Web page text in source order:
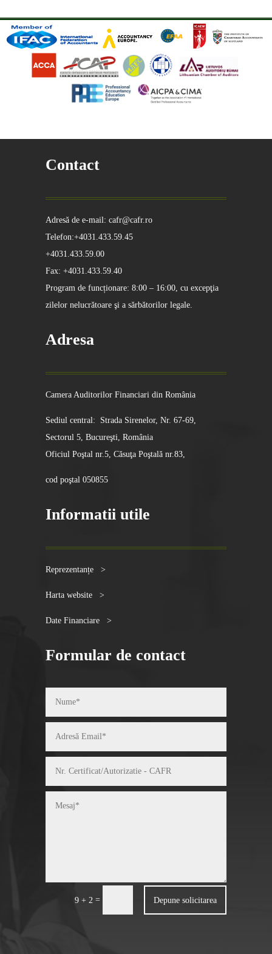
Contact
Adresă de e-mail: cafr@cafr.ro
Telefon:+4031.433.59.45
+4031.433.59.00
Fax: +4031.433.59.40
Program de funcționare: 8:00 – 16:00, cu excepţia
zilelor nelucrătoare şi a sărbătorilor legale.
Adresa
Camera Auditorilor Financiari din România
Sediul central: Strada Sirenelor, Nr. 67-69,
Sectorul 5, Bucureşti, România
Oficiul Poştal nr.5, Căsuţa Poştală nr.83,
cod poştal 050855
Informatii utile
Reprezentanțe >
Harta website >
Date Financiare >
Formular de contact
9 + 2 = Depune solicitarea